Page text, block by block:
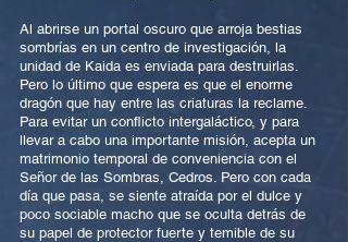
Al abrirse un portal oscuro que arroja bestias
sombrías en un centro de investigación, la
unidad de Kaida es enviada para destruirlas.
Pero lo último que espera es que el enorme
dragón que hay entre las criaturas la reclame.
Para evitar un conflicto intergaláctico, y para
llevar a cabo una importante misión, acepta un
matrimonio temporal de conveniencia con el
Señor de las Sombras, Cedros. Pero con cada
día que pasa, se siente atraída por el dulce y
poco sociable macho que se oculta detrás de
su papel de protector fuerte y temible de su